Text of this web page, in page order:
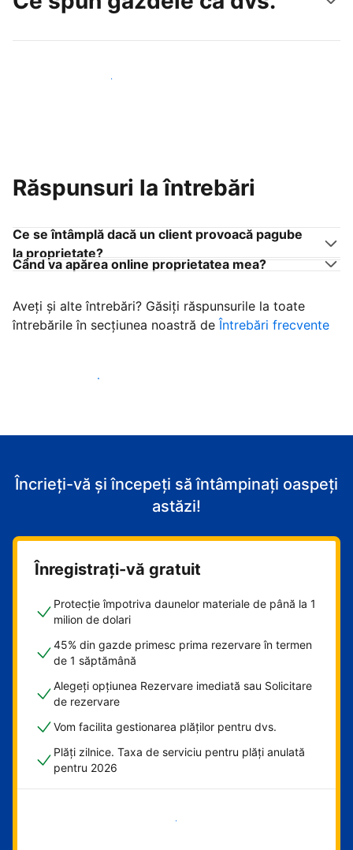
Alăturați-vă gazdelor ca dvs.
Răspunsuri la întrebări
Ce se întâmplă dacă un client provoacă pagube
la proprietate?
Când va apărea online proprietatea mea?
Aveți și alte întrebări? Găsiți răspunsurile la toate
întrebările în secțiunea noastră deÎntrebări frecvente
Începeţi să primiţi clienţi
Încrieți-vă și începeți să întâmpinați oaspeți
astăzi!
Înregistrați-vă gratuit
Protecție împotriva daunelor materiale de până la 1
milion de dolari
45% din gazde primesc prima rezervare în termen
de 1 săptămână
Alegeți opțiunea Rezervare imediată sau Solicitare
de rezervare
Vom facilita gestionarea plăților pentru dvs.
Plăți zilnice. Taxa de serviciu pentru plăți anulată
pentru 2026
Începeți acum